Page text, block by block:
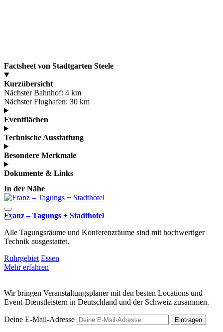
Factsheet von Stadtgarten Steele
Kurzübersicht
Nächster Bahnhof: 4 km
Nächster Flughafen: 30 km
Eventflächen
Technische Ausstattung
Besondere Merkmale
Dokumente & Links
In der Nähe
Franz – Tagungs + Stadthotel
Alle Tagungsräume und Konferenzräume sind mit hochwertiger
Technik ausgestattet.
Ruhrgebiet Essen
Mehr erfahren
Wir bringen Veranstaltungsplaner mit den besten Locations und
Event-Dienstleistern in Deutschland und der Schweiz zusammen.
Deine E-Mail-Adresse Eintragen